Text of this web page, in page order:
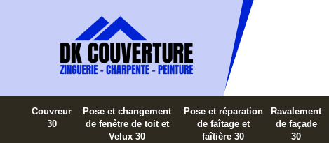
Couvreur
30
Pose et changement
de fenêtre de toit et
Velux 30
Pose et réparation
de faîtage et
faîtière 30
Ravalement
de façade
30